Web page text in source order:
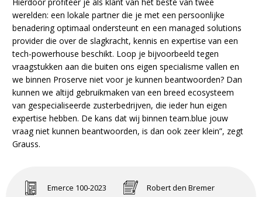
werelden: een lokale partner die je met een persoonlijke
benadering optimaal ondersteunt en een managed solutions
provider die over de slagkracht, kennis en expertise van een
tech-powerhouse beschikt. Loop je bijvoorbeeld tegen
vraagstukken aan die buiten ons eigen specialisme vallen en
we binnen Proserve niet voor je kunnen beantwoorden? Dan
kunnen we altijd gebruikmaken van een breed ecosysteem
van gespecialiseerde zusterbedrijven, die ieder hun eigen
expertise hebben. De kans dat wij binnen team.blue jouw
vraag niet kunnen beantwoorden, is dan ook zeer klein”, zegt
Grauss.
Emerce 100-2023
Robert den Bremer